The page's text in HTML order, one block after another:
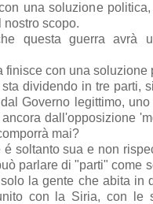
una soluzione
scopo.
questa guerra avrà
finisce con una soluzione
dividendo in tre parti,
Governo legittimo,
dall'opposizione
mai?
é soltanto sua e non
parlare di "parti" come
la gente che abita in
con la Siria, con le